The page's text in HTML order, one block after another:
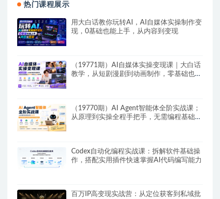
热门课程展示
用大白话教你玩转AI，AI自媒体实操制作变
现，0基础也能上手，从内容到变现
（19771期）AI自媒体实操变现课｜大白话
教学，从短剧漫剧到动画制作，零基础也能
（19770期）AI Agent智能体全阶实战课；
从原理到实操全程手把手，无需编程基础也
Codex自动化编程实战课：拆解软件基础操
作，搭配实用插件快速掌握AI代码编写能力
百万IP高变现实战营：从定位获客到私域批